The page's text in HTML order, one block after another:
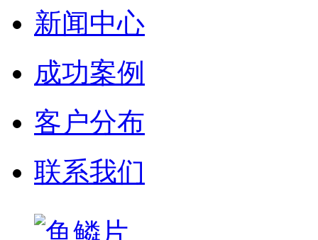
新闻中心
成功案例
客户分布
联系我们